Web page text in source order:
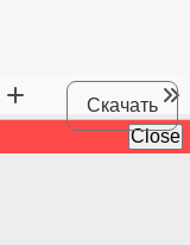
Скачать